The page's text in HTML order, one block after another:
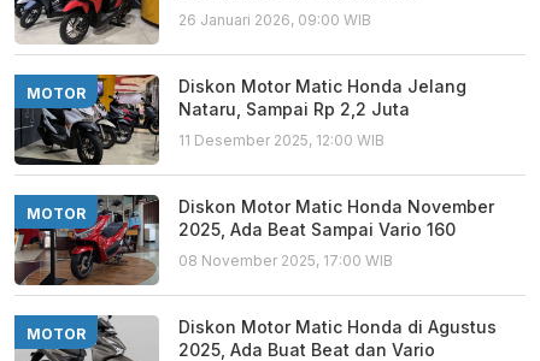
26 Januari 2026, 09:00 WIB
MOTOR
Diskon Motor Matic Honda Jelang
Nataru, Sampai Rp 2,2 Juta
11 Desember 2025, 12:00 WIB
MOTOR
Diskon Motor Matic Honda November
2025, Ada Beat Sampai Vario 160
08 November 2025, 17:00 WIB
MOTOR
Diskon Motor Matic Honda di Agustus
2025, Ada Buat Beat dan Vario